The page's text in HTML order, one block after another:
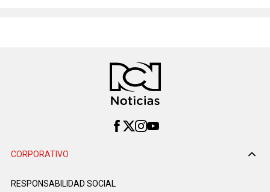
CORPORATIVO
RESPONSABILIDAD SOCIAL